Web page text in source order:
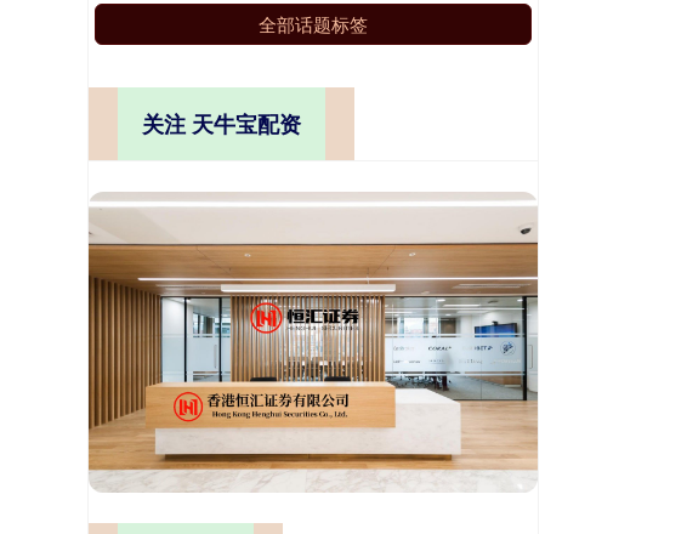
全部话题标签
关注 天牛宝配资